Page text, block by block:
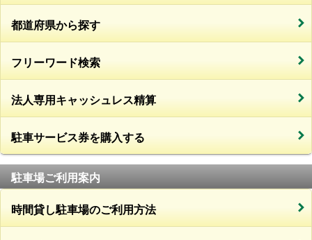
都道府県から探す
フリーワード検索
法人専用キャッシュレス精算
駐車サービス券を購入する
駐車場ご利用案内
時間貸し駐車場のご利用方法